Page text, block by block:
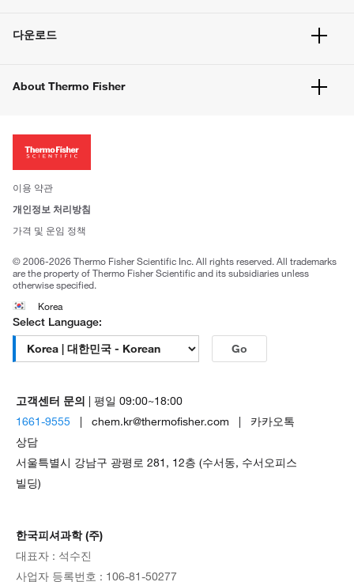
벌크 주문
고객 센터
웹사이트 개선사항
다운로드
About Thermo Fisher
투자자
사회적 책임
브랜드
이용 약관
개인정보 처리방침
가격 및 운임 정책
© 2006-2026 Thermo Fisher Scientific Inc. All rights reserved. All trademarks
are the property of Thermo Fisher Scientific and its subsidiaries unless
otherwise specified.
Korea
Select Language:
Go
고객센터 문의 | 평일 09:00~18:00
1661-9555 | chem.kr@thermofisher.com | 카카오톡
상담
서울특별시 강남구 광평로 281, 12층 (수서동, 수서오피스
빌딩)
한국피셔과학 (주)
대표자 : 석수진
사업자 등록번호 : 106-81-50277